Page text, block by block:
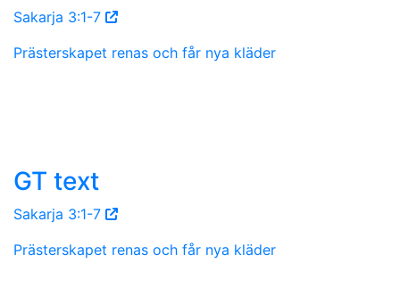
Sakarja 3:1-7
Prästerskapet renas och får nya kläder
GT text
Sakarja 3:1-7
Prästerskapet renas och får nya kläder